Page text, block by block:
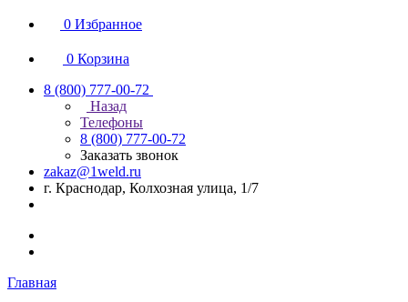
0 Избранное
0 Корзина
8 (800) 777-00-72
Назад
Телефоны
8 (800) 777-00-72
Заказать звонок
zakaz@1weld.ru
г. Краснодар, Колхозная улица, 1/7
Главная